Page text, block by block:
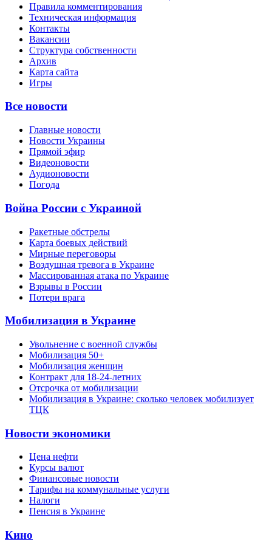
Правила комментирования
Техническая информация
Контакты
Вакансии
Структура собственности
Архив
Карта сайта
Игры
Все новости
Главные новости
Новости Украины
Прямой эфир
Видеоновости
Аудионовости
Погода
Война России с Украиной
Ракетные обстрелы
Карта боевых действий
Мирные переговоры
Воздушная тревога в Украине
Массированная атака по Украине
Взрывы в России
Потери врага
Мобилизация в Украине
Увольнение с военной службы
Мобилизация 50+
Мобилизация женщин
Контракт для 18-24-летних
Отсрочка от мобилизации
Мобилизация в Украине: сколько человек мобилизует
ТЦК
Новости экономики
Цена нефти
Курсы валют
Финансовые новости
Тарифы на коммунальные услуги
Налоги
Пенсия в Украине
Кино